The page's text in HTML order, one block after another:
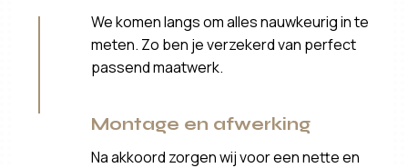
We komen langs om alles nauwkeurig in te
meten. Zo ben je verzekerd van perfect
passend maatwerk.
Montage en afwerking
Na akkoord zorgen wij voor een nette en